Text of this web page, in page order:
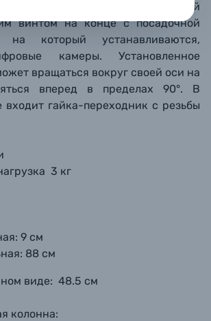
снабжена шаровой миниголовкой
винтом на конце с посадочной
на который устанавливаются,
камеры. Установленное
вращаться вокруг своей оси на
вперед в пределах 90°. В
входит гайка-переходник с резьбы
3 кг
9 см
88 см
виде: 48.5 см
колонна: